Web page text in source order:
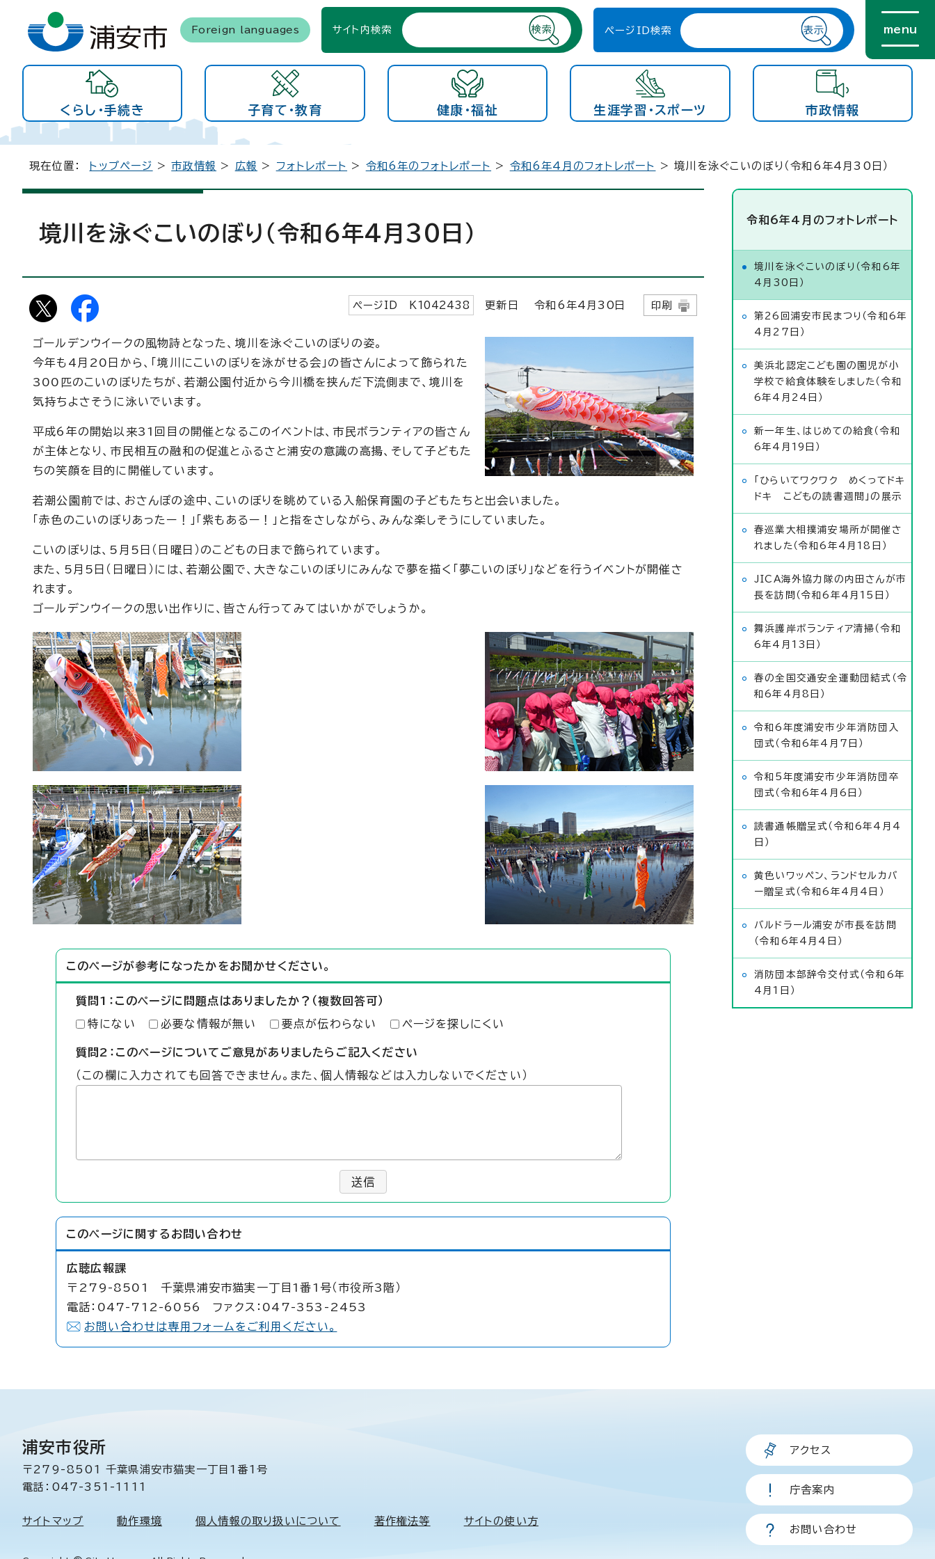
Foreign languages サイト内検索 ページID検索 menu
くらし・手続き 子育て・教育 健康・福祉 生涯学習・スポーツ 市政情報
現在位置： トップページ >市政情報 > 広報 > フォトレポート > 令和6年のフォトレポート > 令和6年4月のフォトレポート > 境川を泳ぐこいのぼり（令和6年4月30日）
境川を泳ぐこいのぼり（令和6年4月30日）
ページID K 1042438 更新日 令和6年4月30 日 印刷
ゴールデンウイークの風物詩となった、境川を泳ぐこいのぼりの姿。
今年も4月20日から、「境川にこいのぼりを泳がせる会」の皆さんによって飾られた
300匹のこいのぼりたちが、若潮公園付近から今川橋を挟んだ下流側まで、境川を
気持ちよさそうに泳いでいます。
平成6年の開始以来31回目の開催となるこのイベントは、市民ボランティアの皆さん
が主体となり、市民相互の融和の促進とふるさと浦安の意識の高揚、そして子どもた
ちの笑顔を目的に開催しています。
若潮公園前では、おさんぽの途中、こいのぼりを眺めている入船保育園の子どもたちと出会いました。
「赤色のこいのぼりあったー！」「紫もあるー！」と指をさしながら、みんな楽しそうにしていました。
こいのぼりは、5月5日（日曜日）のこどもの日まで飾られています。
また、5月5日（日曜日）には、若潮公園で、大きなこいのぼりにみんなで夢を描く「夢こいのぼり」などを行うイベントが開催さ
れます。
ゴールデンウイークの思い出作りに、皆さん行ってみてはいかがでしょうか。
このページが参考になったかをお聞かせください。
質問1：このページに問題点はありましたか？（複数回答可）
特にない 必要な情報が無い 要点が伝わらない ページを探しにくい
質問2：このページについてご意見がありましたらご記入ください
（この欄に入力されても回答できません。また、個人情報などは入力しないでください）
送信
このページに関する お問い合わせ
広聴広報課
〒279-8501 千葉県浦安市猫実一丁目1番1号（市役所3階）
電話：047-712-6056 ファクス：047-353-2453
お問い合わせは専用フォームをご利用ください。
令和6年4月のフォトレポート
境川を泳ぐこいのぼり（令和6年
4月30日）
第26回浦安市民まつり（令和6年
4月27日）
美浜北認定こども園の園児が小
学校で給食体験をしました（令和
6年4月24日）
新一年生、はじめての給食（令和
6年4月19日）
「ひらいてワクワク めくってドキ
ドキ こどもの読書週間」の展示
春巡業大相撲浦安場所が開催さ
れました（令和6年4月18日）
JICA海外協力隊の内田さんが市
長を訪問（令和6年4月15日）
舞浜護岸ボランティア清掃（令和
6年4月13日）
春の全国交通安全運動団結式（令
和6年4月8日）
令和6年度浦安市少年消防団入
団式（令和6年4月7日）
令和5年度浦安市少年消防団卒
団式（令和6年4月6日）
読書通帳贈呈式（令和6年4月4
日）
黄色いワッペン、ランドセルカバ
ー贈呈式（令和6年4月4日）
バルドラール浦安が市長を訪問
（令和6年4月4日）
消防団本部辞令交付式（令和6年
4月1日）
浦安市役所
〒279-8501 千葉県浦安市猫実一丁目1番1号
電話：047-351-1111
サイトマップ 動作環境 個人情報の取り扱いについて 著作権法等 サイトの使い方
アクセス
庁舎案内
お問い合わせ